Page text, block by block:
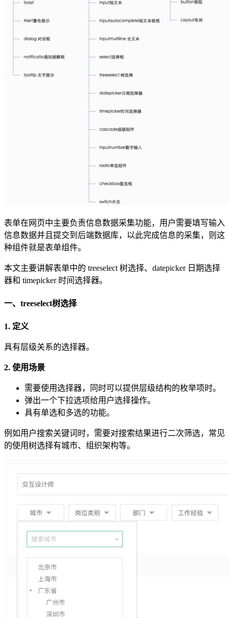
表单在网页中主要负责信息数据采集功能，用户需要填写输入
信息数据并且提交到后端数据库，以此完成信息的采集，则这
种组件就是表单组件。
本文主要讲解表单中的 treeselect 树选择、datepicker 日期选择
器和 timepicker 时间选择器。
一、treeselect树选择
1. 定义
具有层级关系的选择器。
2. 使用场景
需要使用选择器，同时可以提供层级结构的枚举项时。
弹出一个下拉选项给用户选择操作。
具有单选和多选的功能。
例如用户搜索关键词时，需要对搜索结果进行二次筛选，常见
的使用树选择有城市、组织架构等。